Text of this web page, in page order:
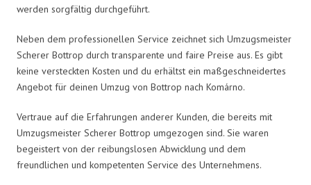
werden sorgfältig durchgeführt.
Neben dem professionellen Service zeichnet sich Umzugsmeister
Scherer Bottrop durch transparente und faire Preise aus. Es gibt
keine versteckten Kosten und du erhältst ein maßgeschneidertes
Angebot für deinen Umzug von Bottrop nach Komárno.
Vertraue auf die Erfahrungen anderer Kunden, die bereits mit
Umzugsmeister Scherer Bottrop umgezogen sind. Sie waren
begeistert von der reibungslosen Abwicklung und dem
freundlichen und kompetenten Service des Unternehmens.